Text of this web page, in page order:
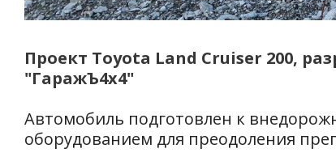
Проект Toyota Land Cruiser 200,
"ГаражЪ4x4"
Автомобиль подготовлен к
оборудованием для преодоления